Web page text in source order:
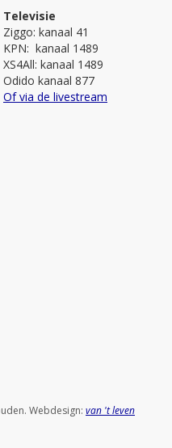
Televisie
Ziggo: kanaal 41
KPN: kanaal 1489
XS4All: kanaal 1489
Odido kanaal 877
Of via de livestream
Webdesign: van 't leven